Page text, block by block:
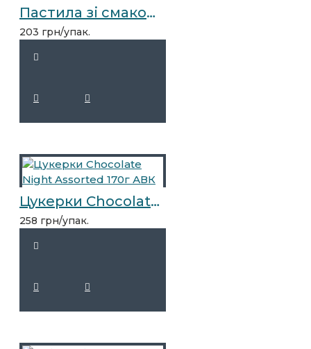
Пастила зі смаком "Чорниця-Йогурт" Росич Приват 0,7кг
203 грн/упак.
Цукерки Chocolate Night Assorted 170г АВК
258 грн/упак.